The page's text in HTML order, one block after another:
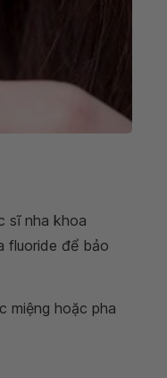
sĩ nha khoa
fluoride để bảo
miệng hoặc pha